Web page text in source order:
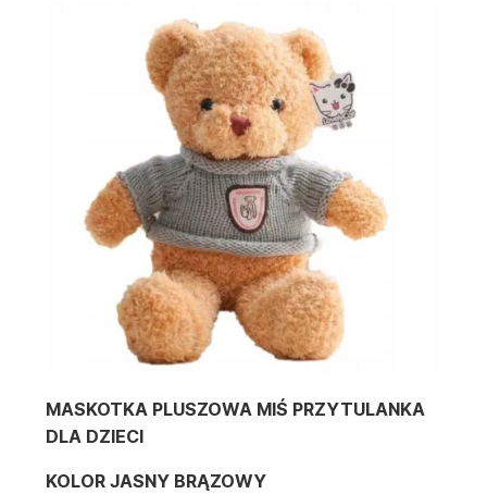
MASKOTKA PLUSZOWA MIŚ PRZYTULANKA
DLA DZIECI
KOLOR JASNY BRĄZOWY